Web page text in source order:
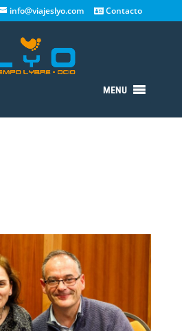
info@viajeslyo.com Contacto
MENU